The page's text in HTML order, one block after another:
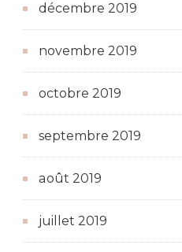
décembre 2019
novembre 2019
octobre 2019
septembre 2019
août 2019
juillet 2019